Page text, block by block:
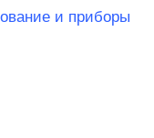
и приборы